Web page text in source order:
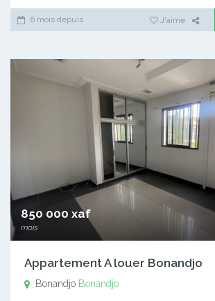
6 mois depuis J'aime
850 000 xaf
mois
Appartement A louer Bonandjo
Bonandjo Bonandjo